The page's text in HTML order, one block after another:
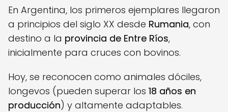
En Argentina, los primeros ejemplares llegaron
a principios del siglo XX desde Rumania, con
destino a la provincia de Entre Ríos,
inicialmente para cruces con bovinos.
Hoy, se reconocen como animales dóciles,
longevos (pueden superar los 18 años en
producción) y altamente adaptables.